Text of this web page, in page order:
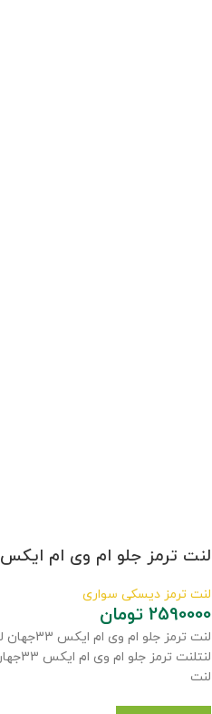
لنت ترمز جلو ام وی ام ایکس 33جهان لنت
لنت ترمز دیسکی سواری
2590000 تومان
لنت